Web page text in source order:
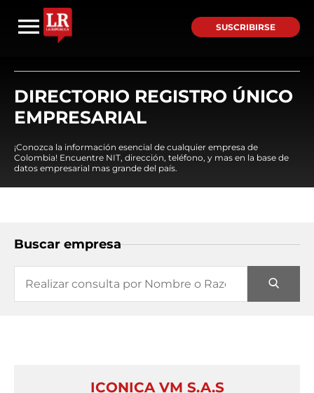
SUSCRIBIRSE
DIRECTORIO REGISTRO ÚNICO
EMPRESARIAL
¡Conozca la información esencial de cualquier empresa de
Colombia! Encuentre NIT, dirección, teléfono, y mas en la base de
datos empresarial mas grande del país.
Buscar empresa
ICONICA VM S.A.S